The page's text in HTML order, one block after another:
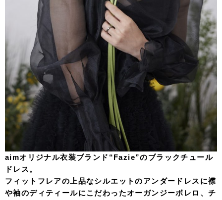
aimオリジナル衣装ブランド“Fazie”のブラックチュール
ドレス。
フィットフレアの上品なシルエットのアンダードレスに襟
や袖のディティールにこだわったオーガンジーボレロ、チ